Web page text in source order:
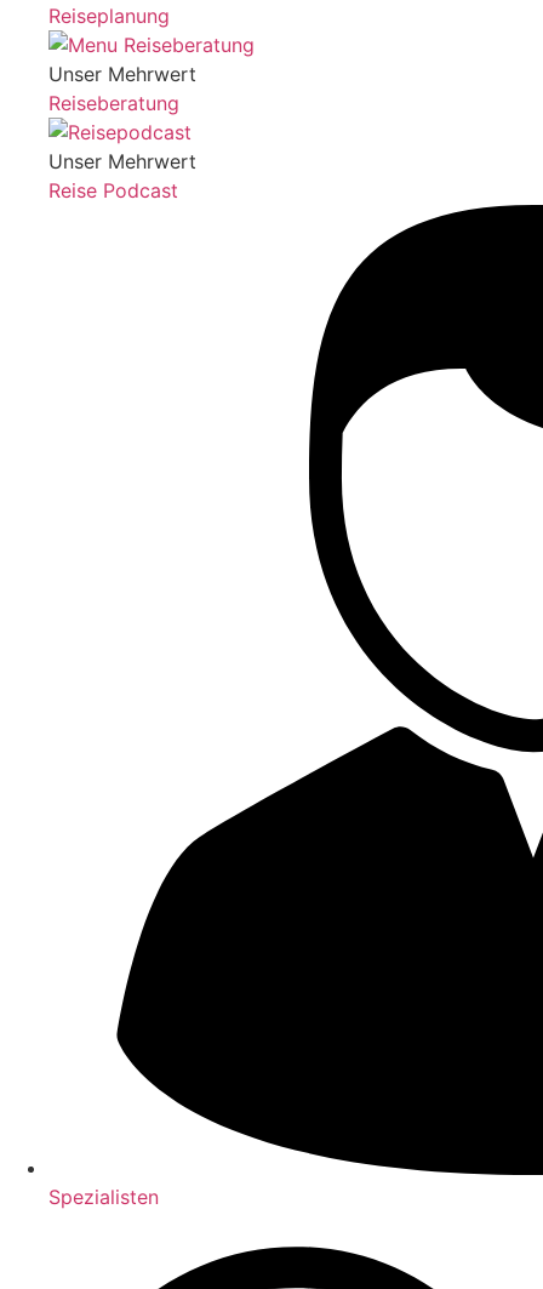
Reiseplanung
Unser Mehrwert
Reiseberatung
Unser Mehrwert
Reise Podcast
Spezialisten